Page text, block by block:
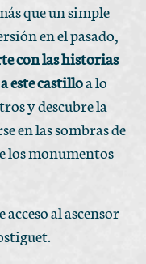
que un simple
en el pasado,
con las historias
este castilloa lo
y descubre la
en las sombras de
los monumentos
acceso al ascensor